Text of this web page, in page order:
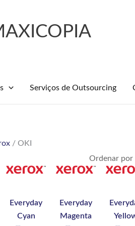
Serviços de Outsourcing
/ OKI
Everyday
Cyan
Everyday
Magenta